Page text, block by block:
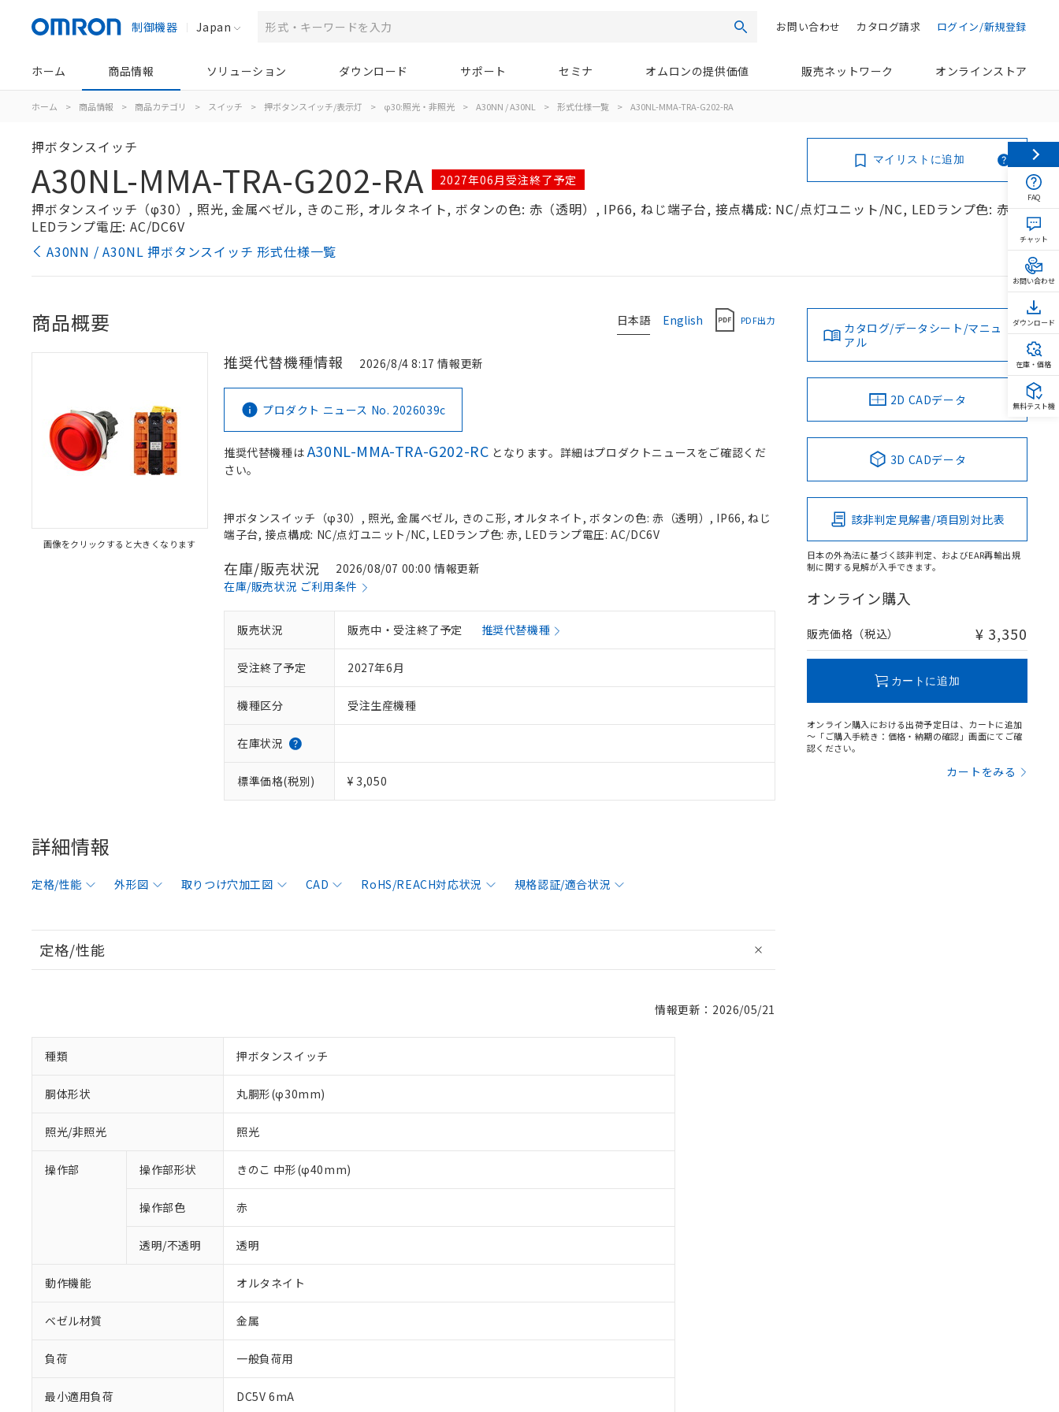
制御機器 Japan 検索 ログイン/新規登録
カタログ請求
お問い合わせ
ホーム 商品情報 ソリューション ダウンロード サポート セミナ オムロンの提供価値 販売ネットワーク オンラインストア
ホーム > 商品情報 > 商品カテゴリ > スイッチ > 押ボタンスイッチ/表示灯 > φ30:照光・非照光 > A30NN / A30NL > 形式仕様一覧 > A30NL-MMA-TRA-G202-RA
押ボタンスイッチ
A30NL-MMA-TRA-G202-RA 2027年06月受注終了予定
押ボタンスイッチ（φ30）, 照光, 金属ベゼル, きのこ形, オルタネイト, ボタンの色: 赤（透明）, IP66, ねじ端子台, 接点構成: NC/点灯ユニット/NC, LEDランプ色: 赤,
LEDランプ電圧: AC/DC6V
A30NN / A30NL 押ボタンスイッチ 形式仕様一覧
マイリストに追加
日本語 English PDF出力
商品概要
画像をクリックすると大きくなります
推奨代替機種情報 2026/8/4 8:17 情報更新
プロダクト ニュース No. 2026039c
推奨代替機種はA30NL-MMA-TRA-G202-RC となります。詳細はプロダクトニュースをご確認くだ
さい。
押ボタンスイッチ（φ30）, 照光, 金属ベゼル, きのこ形, オルタネイト, ボタンの色: 赤（透明）, IP66, ねじ
端子台, 接点構成: NC/点灯ユニット/NC, LEDランプ色: 赤, LEDランプ電圧: AC/DC6V
在庫/販売状況
2026/08/07 00:00 情報更新
在庫/販売状況 ご利用条件
販売状況 販売中・受注終了予定 推奨代替機種
受注終了予定 2027年6月
機種区分 受注生産機種
在庫状況
標準価格(税別) ¥ 3,050
詳細情報
定格/性能 外形図 取りつけ穴加工図 CAD RoHS/REACH対応状況 規格認証/適合状況
定格/性能
情報更新：2026/05/21
種類 押ボタンスイッチ
胴体形状 丸胴形(φ30mm)
照光/非照光 照光
操作部 操作部形状 きのこ 中形(φ40mm)
操作部色 赤
透明/不透明 透明
動作機能 オルタネイト
ベゼル材質 金属
負荷 一般負荷用
最小適用負荷 DC5V 6mA
カタログ/データシート/マニュ
アル
2D CADデータ
3D CADデータ
該非判定見解書/項目別対比表
日本の外為法に基づく該非判定、およびEAR再輸出規
制に関する見解が入手できます。
オンライン購入
販売価格（税込） ¥ 3,350
カートに追加
オンライン購入における出荷予定日は、カートに追加
～「ご購入手続き：価格・納期の確認」画面にてご確
認ください。
カートをみる
※1 対応状況
FAQ
チャット
お問い合わせ
ダウンロード
在庫・価格
無料テスト機